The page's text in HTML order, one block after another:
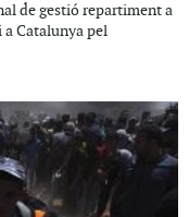
de gestió repartiment a
Catalunya pel